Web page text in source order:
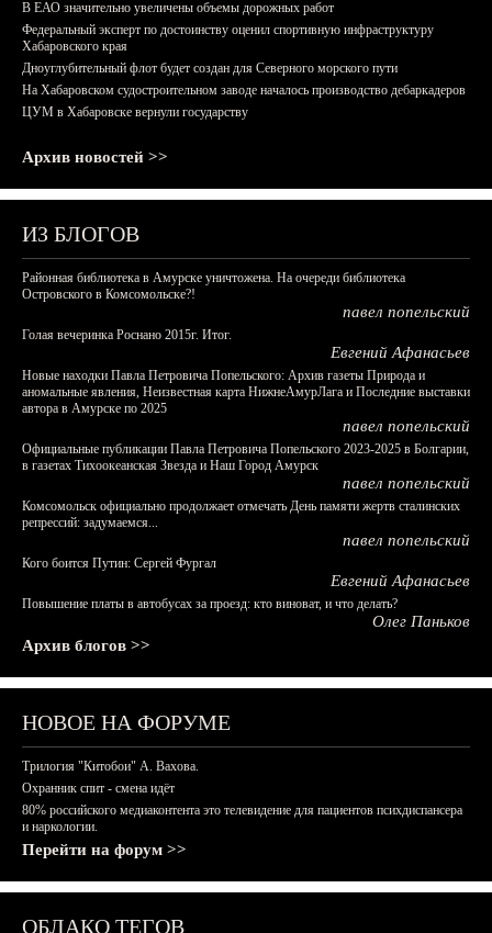
В ЕАО значительно увеличены объемы дорожных работ
Федеральный эксперт по достоинству оценил спортивную инфраструктуру
Хабаровского края
Дноуглубительный флот будет создан для Северного морского пути
На Хабаровском судостроительном заводе началось производство дебаркадеров
ЦУМ в Хабаровске вернули государству
Архив новостей >>
ИЗ БЛОГОВ
Районная библиотека в Амурске уничтожена. На очереди библиотека
Островского в Комсомольске?!
павел попельский
Голая вечеринка Роснано 2015г. Итог.
Евгений Афанасьев
Новые находки Павла Петровича Попельского: Архив газеты Природа и
аномальные явления, Неизвестная карта НижнеАмурЛага и Последние выставки
автора в Амурске по 2025
павел попельский
Официальные публикации Павла Петровича Попельского 2023-2025 в Болгарии,
в газетах Тихоокеанская Звезда и Наш Город Амурск
павел попельский
Комсомольск официально продолжает отмечать День памяти жертв сталинских
репрессий: задумаемся...
павел попельский
Кого боится Путин: Сергей Фургал
Евгений Афанасьев
Повышение платы в автобусах за проезд: кто виноват, и что делать?
Олег Паньков
Архив блогов >>
НОВОЕ НА ФОРУМЕ
Трилогия "Китобои" А. Вахова.
Охранник спит - смена идёт
80% российского медиаконтента это телевидение для пациентов психдиспансера
и наркологии.
Перейти на форум >>
ОБЛАКО ТЕГОВ